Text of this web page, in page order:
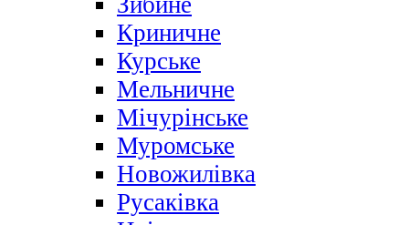
Криничне
Курське
Мельничне
Мічурінське
Муромське
Новожилівка
Русаківка